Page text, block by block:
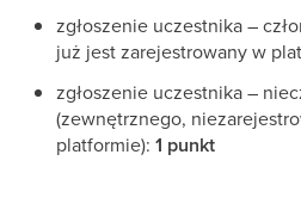
zgłoszenie uczestnika –
już jest zarejestrowany w
zgłoszenie uczestnika –
(zewnętrznego,
platformie): 1 punkt